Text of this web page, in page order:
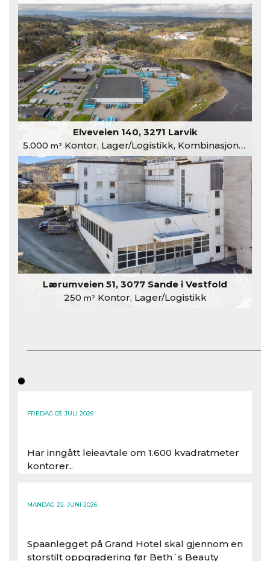
Elveveien 140, 3271 Larvik
5.000 m²Kontor, Lager/Logistikk, Kombinasjonslokaler
Lærumveien 51, 3077 Sande i Vestfold
250 m²Kontor, Lager/Logistikk
FREDAG 03. JULI 2026
Har inngått leieavtale om 1.600 kvadratmeter
kontorer..
MANDAG 22. JUNI 2026
Spaanlegget på Grand Hotel skal gjennom en
storstilt oppgradering før Beth´s Beauty